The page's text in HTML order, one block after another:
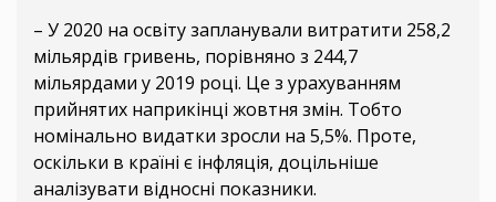
– У 2020 на освіту запланували витратити 258,2
мільярдів гривень, порівняно з 244,7
мільярдами у 2019 році. Це з урахуванням
прийнятих наприкінці жовтня змін. Тобто
номінально видатки зросли на 5,5%. Проте,
оскільки в країні є інфляція, доцільніше
аналізувати відносні показники.